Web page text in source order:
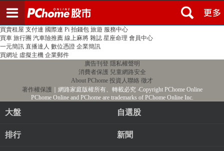
PChome首頁 線上購物 24h購物 書店
買賣租屋 支付連 國際連 Pi 拍錢包 旅遊 服務中心
買車 旅行團 汽車險推薦 線上麻將 雜誌 星座命理 會員中心
一元簡訊 直播達人 數位憑證 企業簡訊
買網址 虛擬主機 企業郵件
廣告刊登 隱私權聲明
消費者保護 兒童網路安全
About PChome 投資人聯絡 徵才
著作權保護 ｜網路家庭版權所有、轉載必究‧Copyright PChome Online
PChome Online and PChome are trademarks of PChome Online Inc.
大盤 自選股
排行 新聞